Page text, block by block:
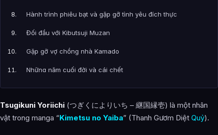
Hành trình phiêu bạt và gặp gỡ tình yêu đích thực
Đối đầu với Kibutsuji Muzan
Gặp gỡ vợ chồng nhà Kamado
Những năm cuối đời và cái chết
Xuất hiện trong chương cuối
Năng lực sức mạnh
Tsugikuni Yoriichi (つぎくによりいち – 継国縁壱) là một nhân
vật trong manga “Kimetsu no Yaiba” (Thanh Gươm Diệt Quỷ).